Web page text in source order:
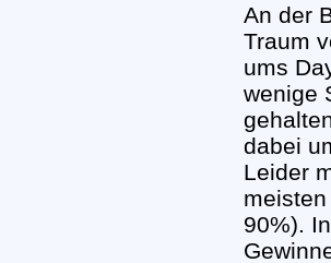
An der
Traum
ums
wenige
dabei
Leider
90%).